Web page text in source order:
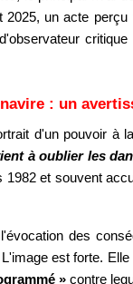
2025, un acte
: un
d'un pouvoir à
à oublier les
1982 et souvent
des
est forte.
» contre